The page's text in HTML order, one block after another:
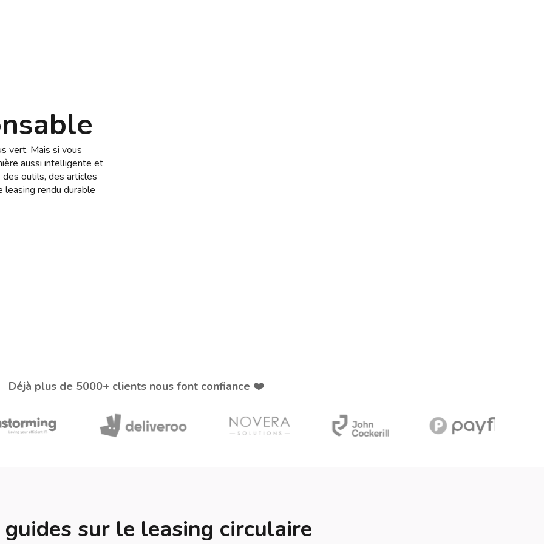
vert. Mais si vous
aussi intelligente et
outils, des articles
rendu durable
Déjà plus de 5000+ clients nous font confiance ❤️
guides sur le leasing circulaire